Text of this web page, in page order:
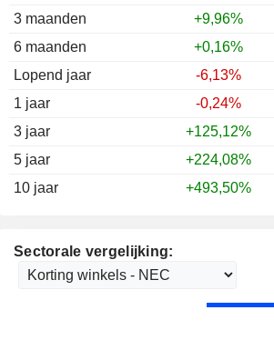
3 maanden
+9,96%
6 maanden
+0,16%
Lopend jaar
-6,13%
1 jaar
-0,24%
3 jaar
+125,12%
5 jaar
+224,08%
10 jaar
+493,50%
Sectorale vergelijking: